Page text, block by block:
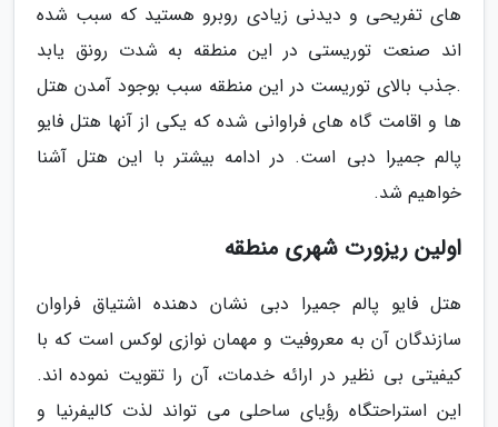
های تفریحی و دیدنی زیادی روبرو هستید که سبب شده
اند صنعت توریستی در این منطقه به شدت رونق یابد
.جذب بالای توریست در این منطقه سبب بوجود آمدن هتل
ها و اقامت گاه های فراوانی شده که یکی از آنها هتل فایو
پالم جمیرا دبی است. در ادامه بیشتر با این هتل آشنا
خواهیم شد.
اولین ریزورت شهری منطقه
هتل فایو پالم جمیرا دبی نشان دهنده اشتیاق فراوان
سازندگان آن به معروفیت و مهمان نوازی لوکس است که با
کیفیتی بی نظیر در ارائه خدمات، آن را تقویت نموده اند.
این استراحتگاه رؤیای ساحلی می تواند لذت کالیفرنیا و